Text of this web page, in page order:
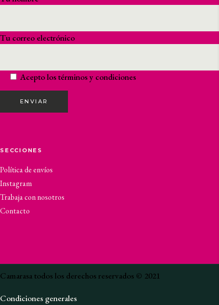
Tu correo electrónico
Acepto lostérminos y condiciones
ENVIAR
SECCIONES
Política de envíos
Instagram
Trabaja con nosotros
Contacto
Camarasa todos los derechos reservados © 2021
Condiciones generales